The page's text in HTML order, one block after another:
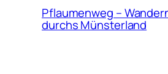
Pflaumenweg –
durchs Münsterland